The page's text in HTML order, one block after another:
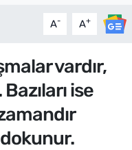
A- A+
vardır,
ise